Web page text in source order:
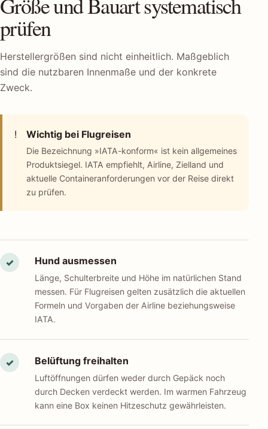
prüfen
Herstellergrößen sind nicht einheitlich. Maßgeblich
sind die nutzbaren Innenmaße und der konkrete
Zweck.
! Wichtig bei Flugreisen
Die Bezeichnung »IATA-konform« ist kein allgemeines
Produktsiegel. IATA empfiehlt, Airline, Zielland und
aktuelle Containeranforderungen vor der Reise direkt
zu prüfen.
✓ Hund ausmessen
Länge, Schulterbreite und Höhe im natürlichen Stand
messen. Für Flugreisen gelten zusätzlich die aktuellen
Formeln und Vorgaben der Airline beziehungsweise
IATA.
✓ Belüftung freihalten
Luftöffnungen dürfen weder durch Gepäck noch
durch Decken verdeckt werden. Im warmen Fahrzeug
kann eine Box keinen Hitzeschutz gewährleisten.